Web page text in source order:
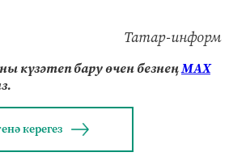
Татар-информ
күзәтеп бару өчен безнеңМАХ
керегез